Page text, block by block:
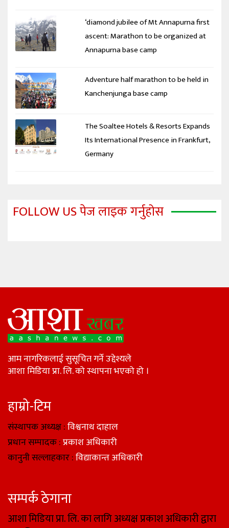
‘diamond jubilee of Mt Annapurna first
ascent: Marathon to be organized at
Annapurna base camp
Adventure half marathon to be held in
Kanchenjunga base camp
The Soaltee Hotels & Resorts Expands
Its International Presence in Frankfurt,
Germany
FOLLOW US पेज लाइक गर्नुहोस
आम नागरिकलाई सुसूचित गर्ने उद्देश्यले
आशा मिडिया प्रा. लि. को स्थापना भएको हो ।
हाम्रो-टिम
संस्थापक अध्यक्ष :विश्वनाथ दाहाल
प्रधान सम्पादक :प्रकाश अधिकारी
कानुनी सल्लाहकार :विद्याकान्त अधिकारी
सम्पर्क ठेगाना
आशा मिडिया प्रा. लि. का लागि अध्यक्ष प्रकाश अधिकारी द्वारा